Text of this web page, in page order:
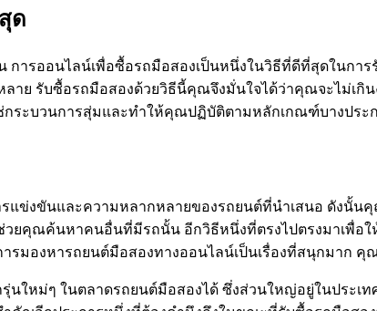
ด
การออนไลน์เพื่อซื้อรถมือสองเป็นหนึ่งในวิธีที่ดีที่สุดในกา
ย รับซื้อรถมือสองด้วยวิธีนี้คุณจึงมั่นใจได้ว่าคุณจะไม่เกิ
ระบวนการสุ่มและทำให้คุณปฏิบัติตามหลักเกณฑ์บางประ
แข่งขันและความหลากหลายของรถยนต์ที่นำเสนอ ดังนั้
ยคุณค้นหาคนอื่นที่มีรถนั้น อีกวิธีหนึ่งที่ตรงไปตรงมาเพื่อ
มองหารถยนต์มือสองทางออนไลน์เป็นเรื่องที่สนุกมาก
ใหม่ๆ ในตลาดรถยนต์มือสองได้ ซึ่งส่วนใหญ่อยู่ในประเท